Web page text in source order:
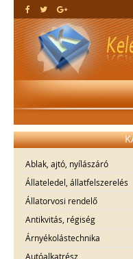
Ablak, ajtó, nyílászáró
Állateledel, állatfelszerelés
Állatorvosi rendelő
Antikvitás, régiség
Árnyékolástechnika
Autóalkatrész